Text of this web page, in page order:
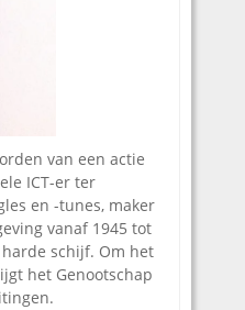
van een actie
ICT-er ter
en -tunes, maker
vanaf 1945 tot
harde schijf. Om het
het Genootschap